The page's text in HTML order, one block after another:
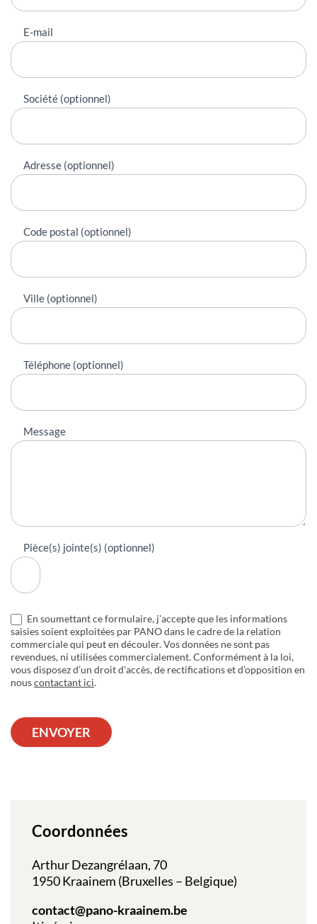
E-mail
Société (optionnel)
Adresse (optionnel)
Code postal (optionnel)
Ville (optionnel)
Téléphone (optionnel)
Message
Pièce(s) jointe(s) (optionnel)
En soumettant ce formulaire, j’accepte que les informations
saisies soient exploitées par PANO dans le cadre de la relation
commerciale qui peut en découler. Vos données ne sont pas
revendues, ni utilisées commercialement. Conformément à la loi,
vous disposez d’un droit d’accès, de rectifications et d’opposition en
nouscontactant ici.
ENVOYER
Coordonnées
Arthur Dezangrélaan, 70
1950 Kraainem (Bruxelles – Belgique)
contact@pano-kraainem.be